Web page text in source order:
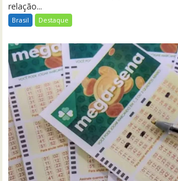
relação...
Brasil Destaque